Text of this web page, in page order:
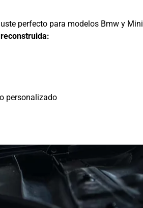
perfecto para modelos Bmw y Mini
personalizado